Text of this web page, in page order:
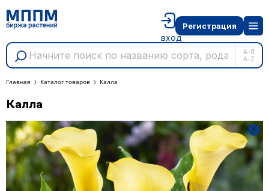
А-Я
A-Z
вход
Регистрация
Главная Каталог товаров Калла
Калла